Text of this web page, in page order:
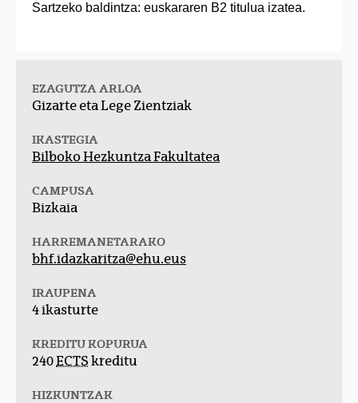
Sartzeko baldintza: euskararen B2 titulua izatea.
EZAGUTZA ARLOA
Gizarte eta Lege Zientziak
IKASTEGIA
Bilboko Hezkuntza Fakultatea
CAMPUSA
Bizkaia
HARREMANETARAKO
bhf.idazkaritza@ehu.eus
IRAUPENA
4 ikasturte
KREDITU KOPURUA
240ECTS kreditu
HIZKUNTZAK